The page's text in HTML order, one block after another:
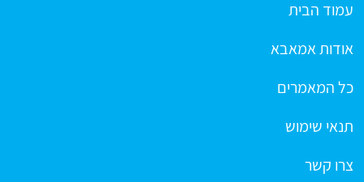
עמוד הבית
אודות אמאבא
כל המאמרים
תנאי שימוש
צרו קשר